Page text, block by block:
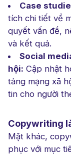
Case
tích chi tiết về
quyết vấn đề,
và kết quả.
Social
hội: Cập nhật
tảng mạng xã
tin cho người
Copywriting
Mặt khác,
phục với mục